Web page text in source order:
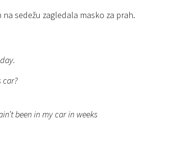
sedežu zagledala masko za prah.
car?
been in my car in weeks